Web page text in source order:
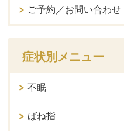
ご予約／お問い合わせ
症状別メニュー
不眠
ばね指